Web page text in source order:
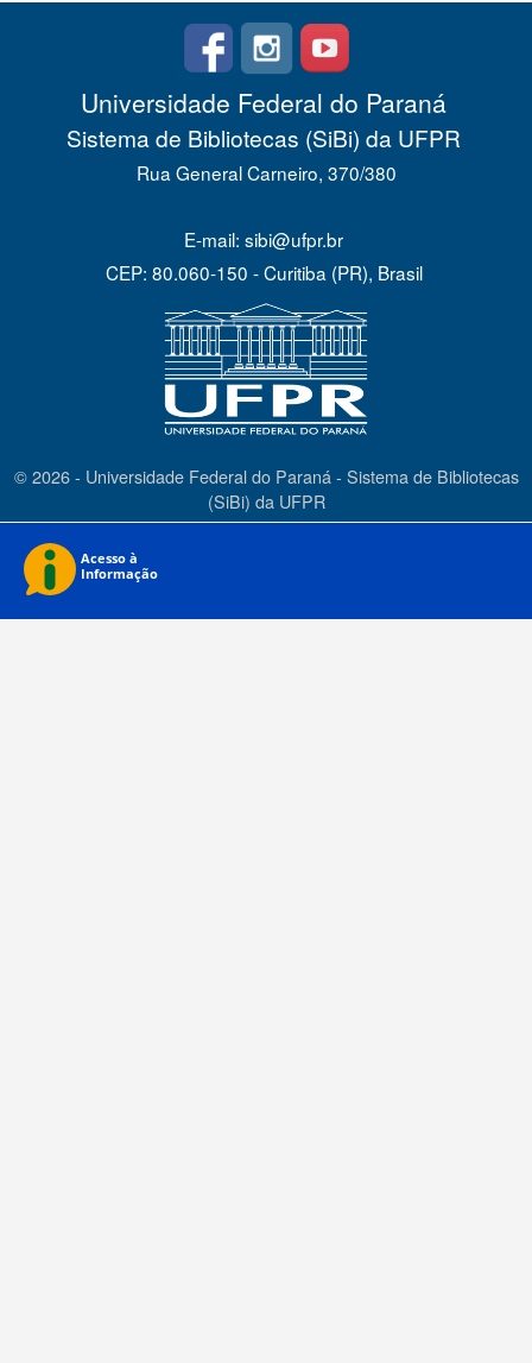
Universidade Federal do Paraná
Sistema de Bibliotecas (SiBi) da UFPR
Rua General Carneiro, 370/380
E-mail: sibi@ufpr.br
CEP: 80.060-150 - Curitiba (PR), Brasil
© 2026 - Universidade Federal do Paraná - Sistema de Bibliotecas
(SiBi) da UFPR